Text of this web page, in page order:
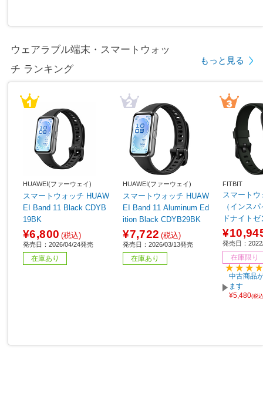
ウェアラブル端末・スマートウォッ
チ ランキング
もっと見る
HUAWEI(ファーウェイ)
スマートウォッチ HUAW
EI Band 11 Black CDYB
19BK
¥6,800 (税込)
発売日：2026/04/24発売
在庫あり
HUAWEI(ファーウェイ)
スマートウォッチ HUAW
EI Band 11 Aluminum Ed
ition Black CDYB29BK
¥7,722 (税込)
発売日：2026/03/13発売
在庫あり
FITBIT
スマート
（インスパ
ドナイト
K-FRCJK
発売日：
在庫限り
中古商品
ます
¥5,480(税